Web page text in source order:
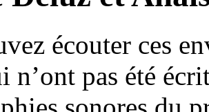
écouter ces
n’ont pas été